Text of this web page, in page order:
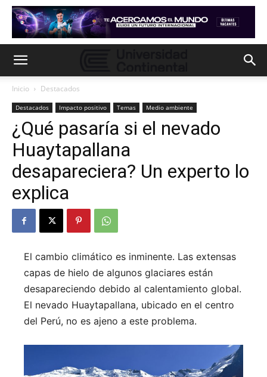
Inicio Destacados
Destacados Impacto positivo Temas Medio ambiente
¿Qué pasaría si el nevado
Huaytapallana
desapareciera? Un experto lo
explica
El cambio climático es inminente. Las extensas
capas de hielo de algunos glaciares están
desapareciendo debido al calentamiento global.
El nevado Huaytapallana, ubicado en el centro
del Perú, no es ajeno a este problema.